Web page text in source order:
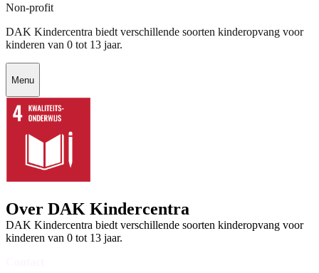
Non-profit
DAK Kindercentra biedt verschillende soorten kinderopvang voor
kinderen van 0 tot 13 jaar.
Menu
Over DAK Kindercentra
DAK Kindercentra biedt verschillende soorten kinderopvang voor
kinderen van 0 tot 13 jaar.